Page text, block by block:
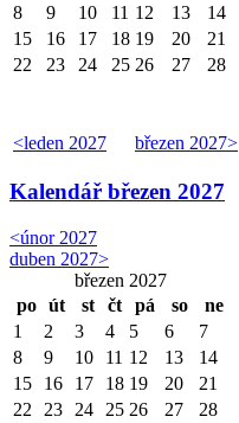
<leden 2027 březen 2027>
8
9 10 11 12 13
14
15
16 17 18 19 20
21
22
23 24 25 26 27 28
Kalendář březen 2027
<únor 2027
duben 2027>
březen 2027
po
út st čt pá so ne
1 2 3 4 5 6
7
8
9 10 11 12 13
14
15
16 17 18 19 20
21
22
23 24 25 26 27
28